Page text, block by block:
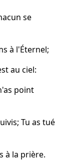
se
à l'Éternel;
au ciel:
point
Tu as tué
à la prière.